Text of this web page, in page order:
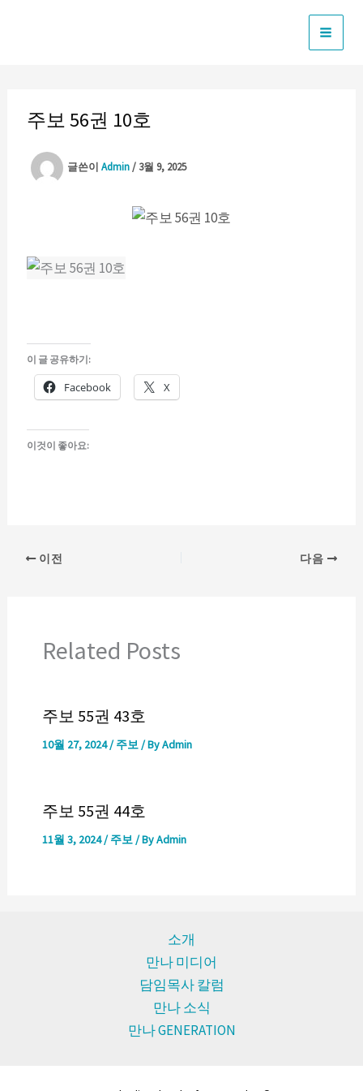
주보 56권 10호
글쓴이Admin/ 3월 9, 2025
이 글 공유하기:
Facebook X
이것이 좋아요:
이전 다음
Related Posts
주보 55권 43호
10월 27, 2024/주보/ ByAdmin
주보 55권 44호
11월 3, 2024/주보/ ByAdmin
소개
만나 미디어
담임목사 칼럼
만나 소식
만나 GENERATION